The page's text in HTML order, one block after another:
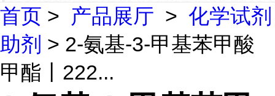
首页 > 产品展厅 > 化学试剂
助剂 > 2-氨基-3-甲基苯甲酸
甲酯丨222...